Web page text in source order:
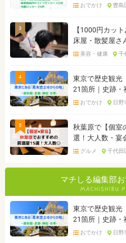
おでかけ 豊島
3
【1000円カッ
床屋・散髪屋さ
美容・健康 千
4
東京で歴史観光
21箇所｜史跡・
おでかけ 日野
5
秋葉原で【個室
選！大人数・宴
グルメ 千代田
マチしる編集部
東京で歴史観光
21箇所｜史跡・
おでかけ 日野